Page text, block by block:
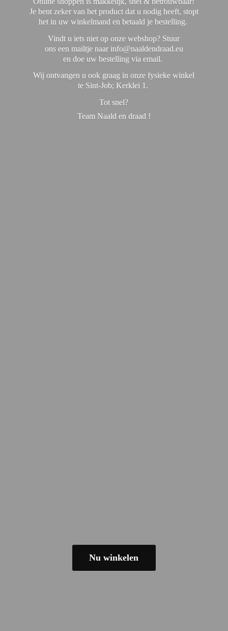
Je bent zeker van het product dat u nodig heeft, stopt
het in uw winkelmand en betaald je bestelling.
Vindt u iets niet op onze webshop? Stuur
ons een mailtje naar info@naaldendraad.eu
en doe uw bestelling via email.
Wij ontvangen u ook graag in onze fysieke winkel
te Sint-Job; Kerklei 1.
Tot snel?
Team Naald en draad !
Nu winkelen